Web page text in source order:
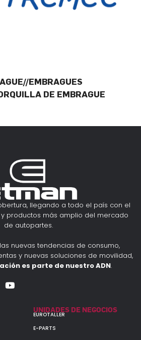
EMBRAGUES
DE EMBRAGUE
llegando a todo el país con el
productos más amplio del mercado
de autopartes.
nuevas tendencias de consumo,
y nuevas soluciones de movilidad,
es parte de nuestro ADN.
UNIDADES DE NEGOCIOS
EUROTALLER
E-PARTS